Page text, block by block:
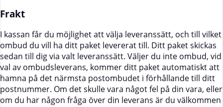
Frakt
I kassan får du möjlighet att välja leveranssätt, och till vilket
ombud du vill ha ditt paket levererat till. Ditt paket skickas
sedan till dig via valt leveranssätt. Väljer du inte ombud, vid
val av ombudsleverans, kommer ditt paket automatiskt att
hamna på det närmsta postombudet i förhållande till ditt
postnummer. Om det skulle vara något fel på din vara, eller
om du har någon fråga över din leverans är du välkommen